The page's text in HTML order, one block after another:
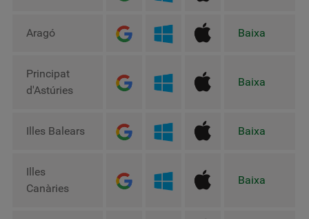
Aragó Baixa
Principat
d'Astúries
Baixa
Illes Balears Baixa
Illes
Canàries
Baixa